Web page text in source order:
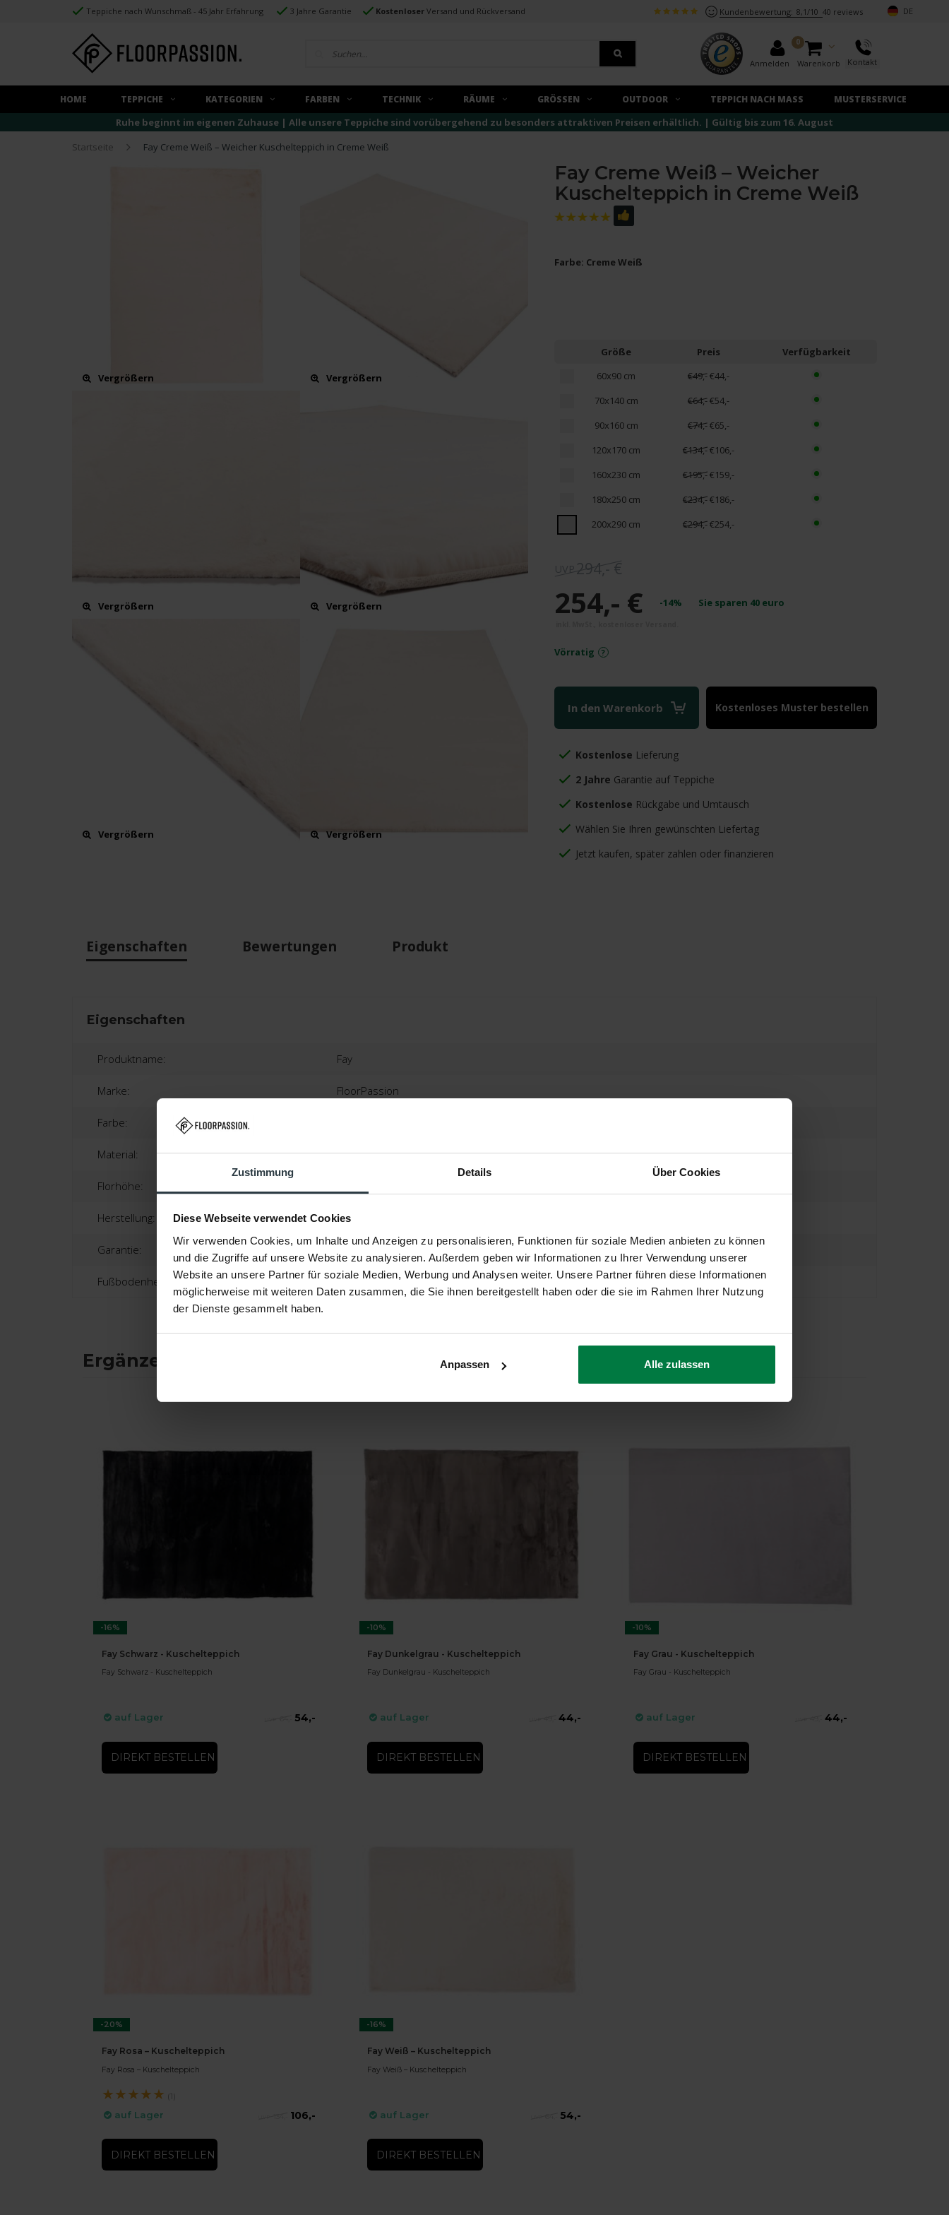
Zustimmung Details Über Cookies
Diese Webseite verwendet Cookies
Wir verwenden Cookies, um Inhalte und Anzeigen zu personalisieren, Funktionen für soziale Medien anbieten zu können
und die Zugriffe auf unsere Website zu analysieren. Außerdem geben wir Informationen zu Ihrer Verwendung unserer
Website an unsere Partner für soziale Medien, Werbung und Analysen weiter. Unsere Partner führen diese Informationen
möglicherweise mit weiteren Daten zusammen, die Sie ihnen bereitgestellt haben oder die sie im Rahmen Ihrer Nutzung
der Dienste gesammelt haben.
Anpassen Alle zulassen
Teppiche nach Wunschmaß - 45 Jahr Erfahrung 3 Jahre Garantie Kostenloser Versand und Rückversand Kundenbewertung: 8,1/10 40 reviews DE
Anmelden
0
Warenkorb Kontakt
HOME TEPPICHE KATEGORIEN FARBEN TECHNIK RÄUME GRÖSSEN OUTDOOR TEPPICH NACH MASS MUSTERSERVICE
Ruhe beginnt im eigenen Zuhause | Alle unsere Teppiche sind vorübergehend zu besonders attraktiven Preisen erhältlich. | Gültig bis zum 16. August
Startseite
Fay Creme Weiß – Weicher Kuschelteppich in Creme Weiß
Vergrößern Vergrößern
Vergrößern Vergrößern
Vergrößern Vergrößern
Fay Creme Weiß – Weicher
Kuschelteppich in Creme Weiß
Farbe: Creme Weiß
Größe Preis
Verfügbarkeit
60x90 cm
€49,-€44,-
70x140 cm
€64,-€54,-
90x160 cm
€74,-€65,-
120x170 cm
€134,-€106,-
160x230 cm
€195,-€159,-
180x250 cm
€234,-€186,-
200x290 cm
€294,-€254,-
294,- €
254,- € -14% Sie sparen 40euro
Vörratig
In den Warenkorb Kostenloses Muster bestellen
Kostenlose Lieferung
2 Jahre Garantie auf Teppiche
Kostenlose Rückgabe und Umtausch
Wählen Sie Ihren gewünschten Liefertag
Jetzt kaufen, später zahlen oder finanzieren
Eigenschaften Bewertungen Produkt
Eigenschaften
Produktname: Fay
Marke: FloorPassion
Farbe:
Material: 100% Polyester
Florhöhe:
Herstellung: Maschinell Gewebt
Garantie: 2 Jahre
Fußbodenheizung: Geeignet
Ergänzende Produkte
-16%
Fay Schwarz - Kuschelteppich
Fay Schwarz - Kuschelteppich
auf Lager 54,-
DIREKT BESTELLEN
-10%
Fay Dunkelgrau - Kuschelteppich
Fay Dunkelgrau - Kuschelteppich
auf Lager 44,-
DIREKT BESTELLEN
-10%
Fay Grau - Kuschelteppich
Fay Grau - Kuschelteppich
auf Lager 44,-
DIREKT BESTELLEN
-20%
Fay Rosa – Kuschelteppich
Fay Rosa – Kuschelteppich
★★★★★ (1)
auf Lager 106,-
DIREKT BESTELLEN
-16%
Fay Weiß – Kuschelteppich
Fay Weiß – Kuschelteppich
auf Lager 54,-
DIREKT BESTELLEN